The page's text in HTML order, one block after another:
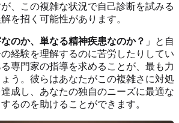
、この複雑な状況で自己診断を試みる
を招く可能性があります。
のか、単なる精神疾患なのか？ 」と自
経験を理解するのに苦労したりしてい
専門家の指導を求めることが、最も力
う。彼らはあなたがこの複雑さに対処
成し、あなたの独自のニーズに最適な
るのを助けることができます。